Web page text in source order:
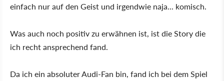
einfach nur auf den Geist und irgendwie naja... komisch.
Was auch noch positiv zu erwähnen ist, ist die Story die
ich recht ansprechend fand.
Da ich ein absoluter Audi-Fan bin, fand ich bei dem Spiel